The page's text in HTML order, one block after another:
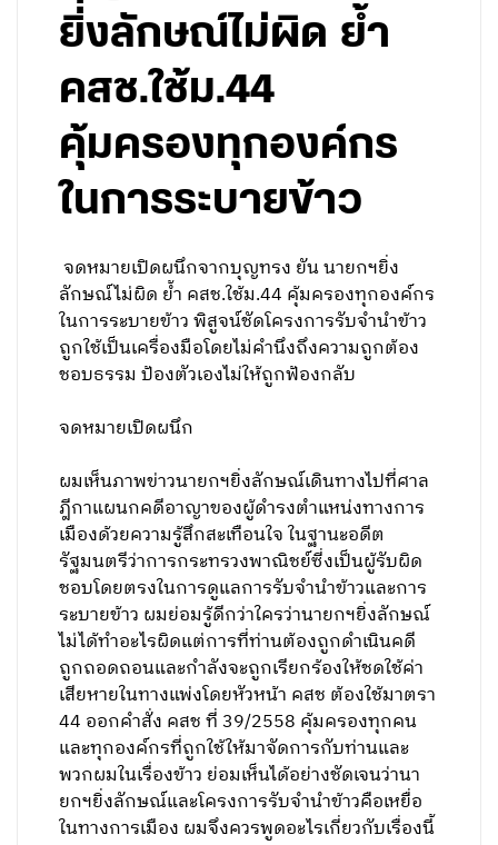
ยิ่งลักษณ์ไม่ผิด ย้ำ
คสช.ใช้ม.44
คุ้มครองทุกองค์กร
ในการระบายข้าว
จดหมายเปิดผนึกจากบุญทรง ยัน นายกฯยิ่ง
ลักษณ์ไม่ผิด ย้ำ คสช.ใช้ม.44 คุ้มครองทุกองค์กร
ในการระบายข้าว พิสูจน์ชัดโครงการรับจำนำข้าว
ถูกใช้เป็นเครื่องมือโดยไม่คำนึงถึงความถูกต้อง
ชอบธรรม ป้องตัวเองไม่ให้ถูกฟ้องกลับ
จดหมายเปิดผนึก
ผมเห็นภาพข่าวนายกฯยิ่งลักษณ์เดินทางไปที่ศาล
ฎีกาแผนกคดีอาญาของผู้ดำรงตำแหน่งทางการ
เมืองด้วยความรู้สึกสะเทือนใจ ในฐานะอดีต
รัฐมนตรีว่าการกระทรวงพาณิชย์ซี่งเป็นผู้รับผิด
ชอบโดยตรงในการดูแลการรับจำนำข้าวและการ
ระบายข้าว ผมย่อมรู้ดีกว่าใครว่านายกฯยิ่งลักษณ์
ไม่ได้ทำอะไรผิดแต่การที่ท่านต้องถูกดำเนินคดี
ถูกถอดถอนและกำลังจะถูกเรียกร้องให้ชดใช้ค่า
เสียหายในทางแพ่งโดยหัวหน้า คสช ต้องใช้มาตรา
44 ออกคำสั่ง คสช ที่ 39/2558 คุ้มครองทุกคน
และทุกองค์กรที่ถูกใช้ให้มาจัดการกับท่านและ
พวกผมในเรื่องข้าว ย่อมเห็นได้อย่างชัดเจนว่านา
ยกฯยิ่งลักษณ์และโครงการรับจำนำข้าวคือเหยื่อ
ในทางการเมือง ผมจึงควรพูดอะไรเกี่ยวกับเรื่องนี้